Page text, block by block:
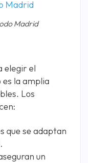
Madrid
elegir el
la amplia
Los
que se adaptan
un